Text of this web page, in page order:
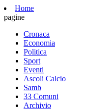
Home
pagine
Cronaca
Economia
Politica
Sport
Eventi
Ascoli Calcio
Samb
33 Comuni
Archivio